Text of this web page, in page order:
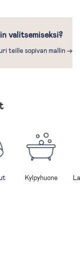
valitsemiseksi?
teille sopivan mallin ->
Kylpyhuone